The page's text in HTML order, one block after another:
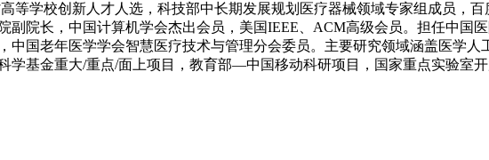
等学校创新人才人选，科技部中长期发展规划医疗器械领域专家组成员，
副院长，中国计算机学会杰出会员，美国IEEE、ACM高级会员。担任中国
中国老年医学学会智慧医疗技术与管理分会委员。主要研究领域涵盖医学
学基金重大/重点/面上项目，教育部—中国移动科研项目，国家重点实验室